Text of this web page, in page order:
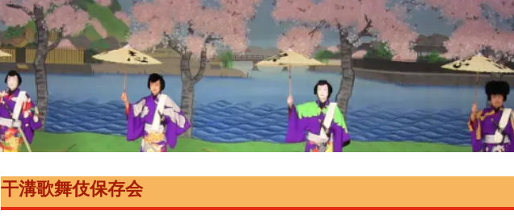
干溝歌舞伎保存会